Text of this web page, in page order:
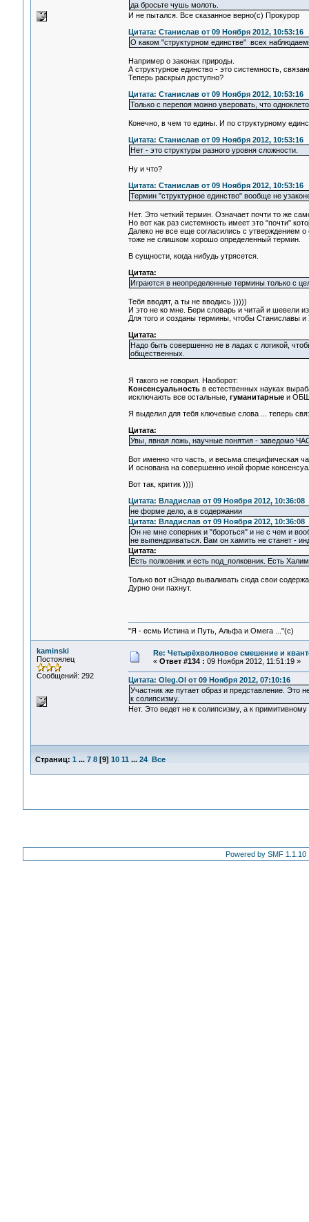
да бросьте чушь молоть.
И не пытался. Все сказанное верно(с) Прокурор
Цитата: Станислав от 09 Ноября 2012, 10:53:16
О каком "структурном единстве" всех
Например о законах природы.
А структурное единство - это системность,
Теперь раскрыл доступно?
Цитата: Станислав от 09 Ноября 2012, 10:53:16
Только с перепоя можно уверовать, что
Конечно, в чем то едины. И по структурному
Цитата: Станислав от 09 Ноября 2012, 10:53:16
Нет - это структуры разного уровня сложности.
Ну и что?
Цитата: Станислав от 09 Ноября 2012, 10:53:16
Термин "структурное единство" вообще не
Нет. Это четкий термин. Означает почти то же
Но вот как раз системность имеет это "почти"
Далеко не все еще согласились с утверждением
тоже не слишком хорошо определенный термин.
В сущности, когда нибудь утрясется.
Цитата:
Играются в неопределенные термины только с
Тебя вводят, а ты не вводись )))))
И это не ко мне. Бери словарь и читай и шевели
Для того и созданы термины, чтобы Станиславы
Цитата:
Надо быть совершенно не в ладах с логикой,
общественных.
Я такого не говорил. Наоборот:
Консенсуальностьв естественных науках
исключають все остальные, гуманитарныеи
Я выделил для тебя ключевые слова ... теперь
Цитата:
Увы, явная ложь, научные понятия - заведомо
Вот именно что часть, и весьма специфическая
И основана на совершенно иной форме
Вот так, критик ))))
Цитата: Владислав от 09 Ноября 2012, 10:36:08
не форме дело, а в содержании
Цитата: Владислав от 09 Ноября 2012, 10:36:08
Он не мне соперник и "бороться" и не с чем и
не выпендриваться. Вам он хамить не станет -
Цитата:
Есть полковник и есть под_полковник. Есть
Только вот нЭнадо вываливать сюда свои
Дурно они пахнут.
"Я - есмь Истина и Путь, Альфа и Омега ..."(с)
kaminski
Постоялец
Сообщений: 292
Re: Четырёхволновое смешение и
« Ответ #134 : 09 Ноября 2012, 11:51:19 »
Цитата: Oleg.Ol от 09 Ноября 2012, 07:10:16
Участник же путает образ и представление. Это
к солипсизму.
Нет. Это ведет не к солипсизму, а к
Страниц: 1 ... 7 8[9] 10 11 ... 24 Все
Powered by SMF 1.1.10